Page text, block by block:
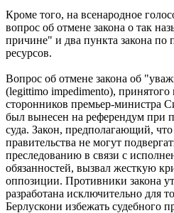
Кроме того, на всенародное
вопрос об отмене закона о так
причине" и два пункта закона по
ресурсов.
Вопрос об отмене закона об
(legittimo impedimento),
сторонников премьер-министра
был вынесен на референдум при
суда. Закон, предполагающий,
правительства не могут
преследованию в связи с
обязанностей, вызвал жесткую
оппозиции. Противники закона
разработана исключительно для
Берлускони избежать судебного